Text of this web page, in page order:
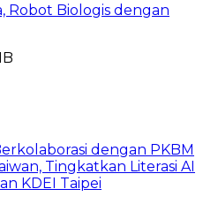
Robot Biologis dengan
dengan PKBM
Tingkatkan Literasi AI
KDEI Taipei